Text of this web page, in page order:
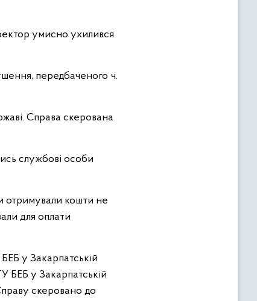
умисно ухилився
передбаченого ч.
Справа скерована
службові особи
отримували кошти не
для оплати
у Закарпатській
БЕБ у Закарпатській
скеровано до